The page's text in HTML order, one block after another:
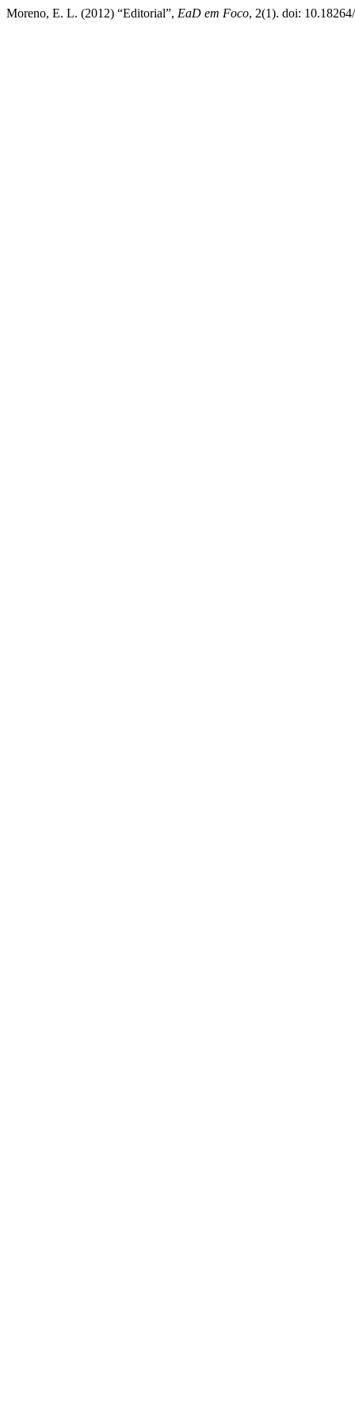
Moreno, E. L. (2012) “Editorial”, EaD em Foco, 2(1). doi: